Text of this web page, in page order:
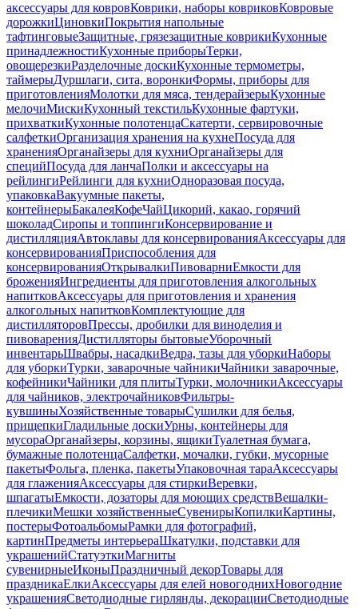
аксессуары для ковровКоврики, наборы ковриковКовровые
дорожкиЦиновкиПокрытия напольные
тафтинговыеЗащитные, грязезащитные коврикиКухонные
принадлежностиКухонные приборыТерки,
овощерезкиРазделочные доскиКухонные термометры,
таймерыДуршлаги, сита, воронкиФормы, приборы для
приготовленияМолотки для мяса, тендерайзерыКухонные
мелочиМискиКухонный текстильКухонные фартуки,
прихваткиКухонные полотенцаСкатерти, сервировочные
салфеткиОрганизация хранения на кухнеПосуда для
храненияОрганайзеры для кухниОрганайзеры для
специйПосуда для ланчаПолки и аксессуары на
рейлингиРейлинги для кухниОдноразовая посуда,
упаковкаВакуумные пакеты,
контейнерыБакалеяКофеЧайЦикорий, какао, горячий
шоколадСиропы и топпингиКонсервирование и
дистилляцияАвтоклавы для консервированияАксессуары для
консервированияПриспособления для
консервированияОткрывалкиПивоварниЕмкости для
броженияИнгредиенты для приготовления алкогольных
напитковАксессуары для приготовления и хранения
алкогольных напитковКомплектующие для
дистилляторовПрессы, дробилки для виноделия и
пивоваренияДистилляторы бытовыеУборочный
инвентарьШвабры, насадкиВедра, тазы для уборкиНаборы
для уборкиТурки, заварочные чайникиЧайники заварочные,
кофейникиЧайники для плитыТурки, молочникиАксессуары
для чайников, электрочайниковФильтры-
кувшиныХозяйственные товарыСушилки для белья,
прищепкиГладильные доскиУрны, контейнеры для
мусораОрганайзеры, корзины, ящикиТуалетная бумага,
бумажные полотенцаСалфетки, мочалки, губки, мусорные
пакетыФольга, пленка, пакетыУпаковочная тараАксессуары
для глаженияАксессуары для стиркиВеревки,
шпагатыЕмкости, дозаторы для моющих средствВешалки-
плечикиМешки хозяйственныеСувенирыКопилкиКартины,
постерыФотоальбомыРамки для фотографий,
картинПредметы интерьераШкатулки, подставки для
украшенийСтатуэткиМагниты
сувенирныеИконыПраздничный декорТовары для
праздникаЕлкиАксессуары для елей новогоднихНовогодние
украшенияСветодиодные гирлянды, декорацииСветодиодные